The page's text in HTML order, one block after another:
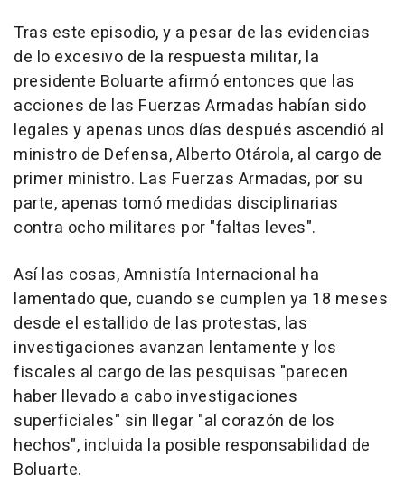
Tras este episodio, y a pesar de las evidencias
de lo excesivo de la respuesta militar, la
presidente Boluarte afirmó entonces que las
acciones de las Fuerzas Armadas habían sido
legales y apenas unos días después ascendió al
ministro de Defensa, Alberto Otárola, al cargo de
primer ministro. Las Fuerzas Armadas, por su
parte, apenas tomó medidas disciplinarias
contra ocho militares por "faltas leves".
Así las cosas, Amnistía Internacional ha
lamentado que, cuando se cumplen ya 18 meses
desde el estallido de las protestas, las
investigaciones avanzan lentamente y los
fiscales al cargo de las pesquisas "parecen
haber llevado a cabo investigaciones
superficiales" sin llegar "al corazón de los
hechos", incluida la posible responsabilidad de
Boluarte.